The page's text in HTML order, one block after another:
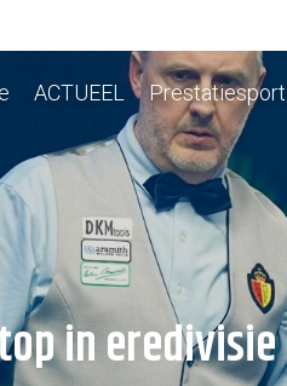
ACTUEEL Prestatiesport
in eredivisie